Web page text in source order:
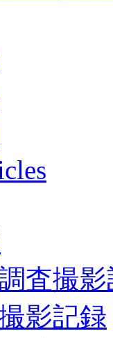
査撮
影記録